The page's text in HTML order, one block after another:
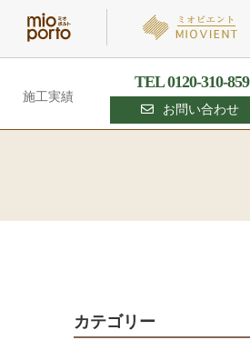
施工実績
TEL 0120-310-859
お問い合わせ
カテゴリー